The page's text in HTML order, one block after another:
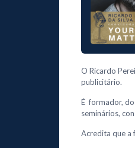
O Ricardo
publicitário.
É formador,
seminários,
Acredita que a